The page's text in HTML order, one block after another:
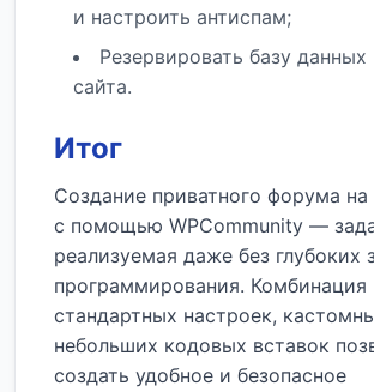
и настроить антиспам;
Резервировать базу
сайта.
Итог
Создание приватного форума на
с помощью WPCommunity —
реализуемая даже без глубоких
программирования. Комбинация
стандартных настроек,
небольших кодовых вставок
создать удобное и безопасное